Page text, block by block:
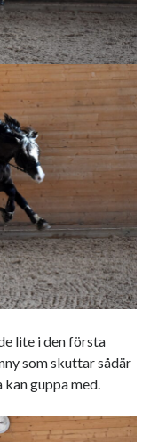
F L
4
11 12
13
18 19
20
25 26
27
lite i den första
som skuttar sådär
guppa med.